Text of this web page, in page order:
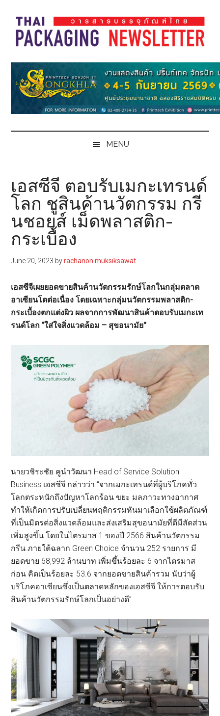
main
content
secondary
menu
primary
sidebar
footer
Thai
Pack
Magazine
Pack
Magazine
MENU
เอสซีจี ตอบรับเมกะเทรนด์
โลก ชูสินค้านวัตกรรม กรี
นชอยส์ เม็ดพลาสติก-
กระเบื้อง
June 20, 2023 byrachanon muksiksawat
เอสซีจีเผยยอดขายสินค้านวัตกรรมรักษ์โลกในกลุ่มตลาด
อาเซียนโตต่อเนื่อง โดยเฉพาะกลุ่มนวัตกรรมพลาสติก-
กระเบื้องตกแต่งผิว ผลจากการพัฒนาสินค้าตอบรับเมกะเท
รนด์โลก “ใส่ใจสิ่งแวดล้อม – สุขอนามัย”
นายวชิระชัย คูนำวัฒนา Head of Service Solution
Business เอสซีจี กล่าวว่า “จากเมกะเทรนด์ที่ผู้บริโภคทั่ว
โลกตระหนักถึงปัญหาโลกร้อน ขยะ มลภาวะทางอากาศ
ทำให้เกิดการปรับเปลี่ยนพฤติกรรมหันมาเลือกใช้ผลิตภัณฑ์
ที่เป็นมิตรต่อสิ่งแวดล้อมและส่งเสริมสุขอนามัยที่ดีมีสัดส่วน
เพิ่มสูงขึ้น โดยในไตรมาส 1 ของปี 2566 สินค้านวัตกรรม
กรีน ภายใต้ฉลาก Green Choice จำนวน 252 รายการ มี
ยอดขาย 68,992 ล้านบาท เพิ่มขึ้นร้อยละ 6 จากไตรมาส
ก่อน คิดเป็นร้อยละ 53.6 จากยอดขายสินค้ารวม นับว่าผู้
บริโภคอาเซียนซึ่งเป็นตลาดหลักของเอสซีจี ให้การตอบรับ
สินค้านวัตกรรมรักษ์โลกเป็นอย่างดี”